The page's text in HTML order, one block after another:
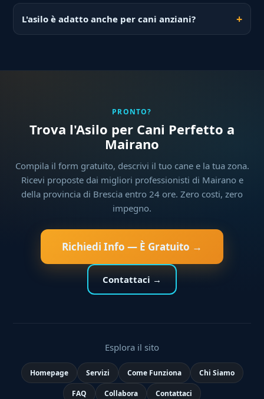
L'asilo è adatto anche per cani anziani?
PRONTO?
Trova l'Asilo per Cani Perfetto a
Mairano
Compila il form gratuito, descrivi il tuo cane e la tua zona.
Ricevi proposte dai migliori professionisti di Mairano e
della provincia di Brescia entro 24 ore. Zero costi, zero
impegno.
Richiedi Info — È Gratuito →
Contattaci →
Esplora il sito
Homepage Servizi Come Funziona Chi Siamo
FAQ Collabora Contattaci